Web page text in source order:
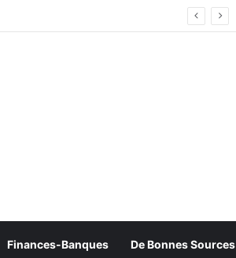
Finances-Banques De Bonnes Sources